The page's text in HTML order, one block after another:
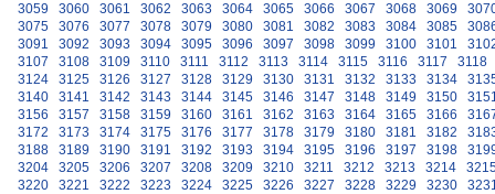
3059
3060 3061 3062 3063 3064 3065 3066 3067 3068 3069
3075
3076 3077 3078 3079 3080 3081 3082 3083 3084 3085
3091
3092 3093 3094 3095 3096 3097 3098 3099 3100 3101
3107
3108 3109 3110 3111 3112 3113 3114 3115 3116 3117
3118
3124
3125 3126 3127 3128 3129 3130 3131 3132 3133 3134
3140
3141 3142 3143 3144 3145 3146 3147 3148 3149 3150
3156
3157 3158 3159 3160 3161 3162 3163 3164 3165 3166
3172
3173 3174 3175 3176 3177 3178 3179 3180 3181 3182
3188
3189 3190 3191 3192 3193 3194 3195 3196 3197 3198
3204
3205 3206 3207 3208 3209 3210 3211 3212 3213 3214
3220
3221 3222 3223 3224 3225 3226 3227 3228 3229 3230